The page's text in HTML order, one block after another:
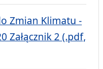
Zmian Klimatu -
Załącznik 2 (.pdf,